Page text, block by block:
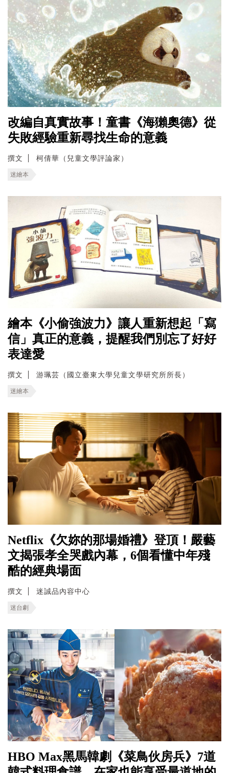
改編自真實故事！童書《海獺奧德》從
失敗經驗重新尋找生命的意義
撰文 柯倩華（兒童文學評論家）
迷繪本
繪本《小偷強波力》讓人重新想起「寫
信」真正的意義，提醒我們別忘了好好
表達愛
撰文 游珮芸（國立臺東大學兒童文學研究所所長）
迷繪本
Netflix《欠妳的那場婚禮》登頂！嚴藝
文揭張孝全哭戲內幕，6個看懂中年殘
酷的經典場面
撰文 迷誠品內容中心
迷台劇
HBO Max黑馬韓劇《菜鳥伙房兵》7道